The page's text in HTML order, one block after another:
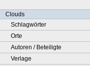
Clouds
Schlagwörter
Orte
Autoren / Beteiligte
Verlage